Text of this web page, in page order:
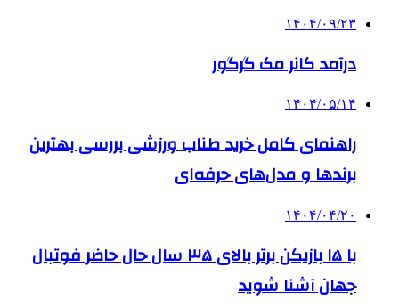
۱۴۰۴/۰۹/۲۳
درآمد کانر مک گرگور
۱۴۰۴/۰۵/۱۴
راهنمای کامل خرید طناب ورزشی بررسی بهترین
برندها و مدل‌های حرفه‌ای
۱۴۰۴/۰۴/۲۰
با ۱۵ بازیکن برتر بالای ۳۵ سال حال حاضر فوتبال
جهان آشنا شوید